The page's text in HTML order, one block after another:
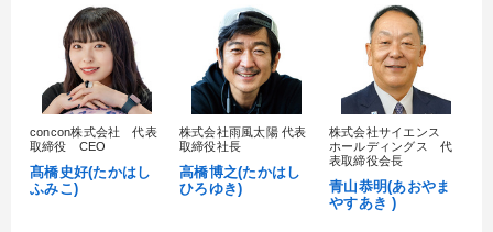
concon株式会社 代表
取締役 CEO
髙橋史好(たかはし
ふみこ)
株式会社雨風太陽 代表
取締役社長
高橋博之(たかはし
ひろゆき)
株式会社サイエンス
ホールディングス 代
表取締役会長
青山恭明(あおやま
やすあき )